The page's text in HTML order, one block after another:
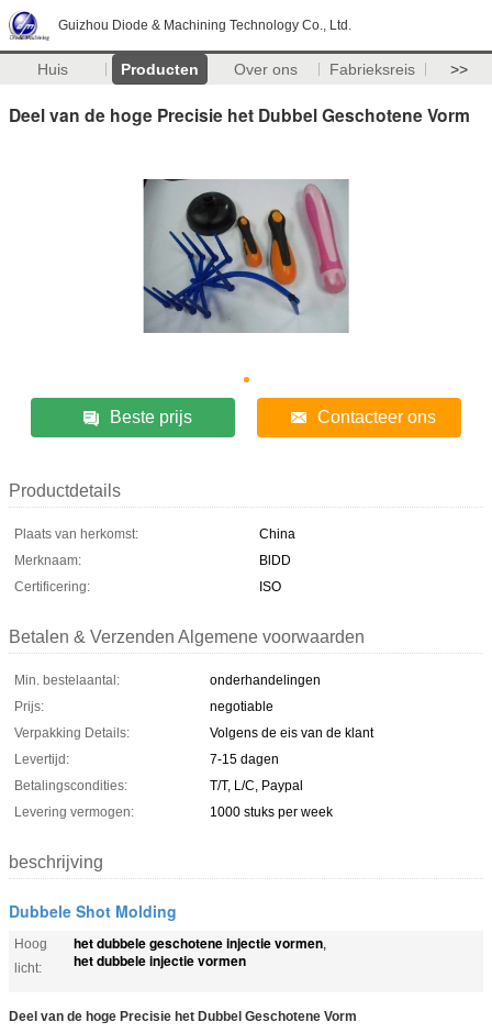
Guizhou Diode & Machining Technology Co., Ltd.
Huis Producten Over ons Fabrieksreis >>
Deel van de hoge Precisie het Dubbel Geschotene Vorm
Beste prijs Contacteer ons
Productdetails
Plaats van herkomst:
China
Merknaam:
BlDD
Certificering:
ISO
Betalen & Verzenden Algemene voorwaarden
Min. bestelaantal:
onderhandelingen
Prijs:
negotiable
Verpakking Details:
Volgens de eis van de klant
Levertijd:
7-15 dagen
Betalingscondities:
T/T, L/C, Paypal
Levering vermogen:
1000 stuks per week
beschrijving
Dubbele Shot Molding
Hoog
licht:
het dubbele geschotene injectie vormen,
het dubbele injectie vormen
Deel van de hoge Precisie het Dubbel Geschotene Vorm